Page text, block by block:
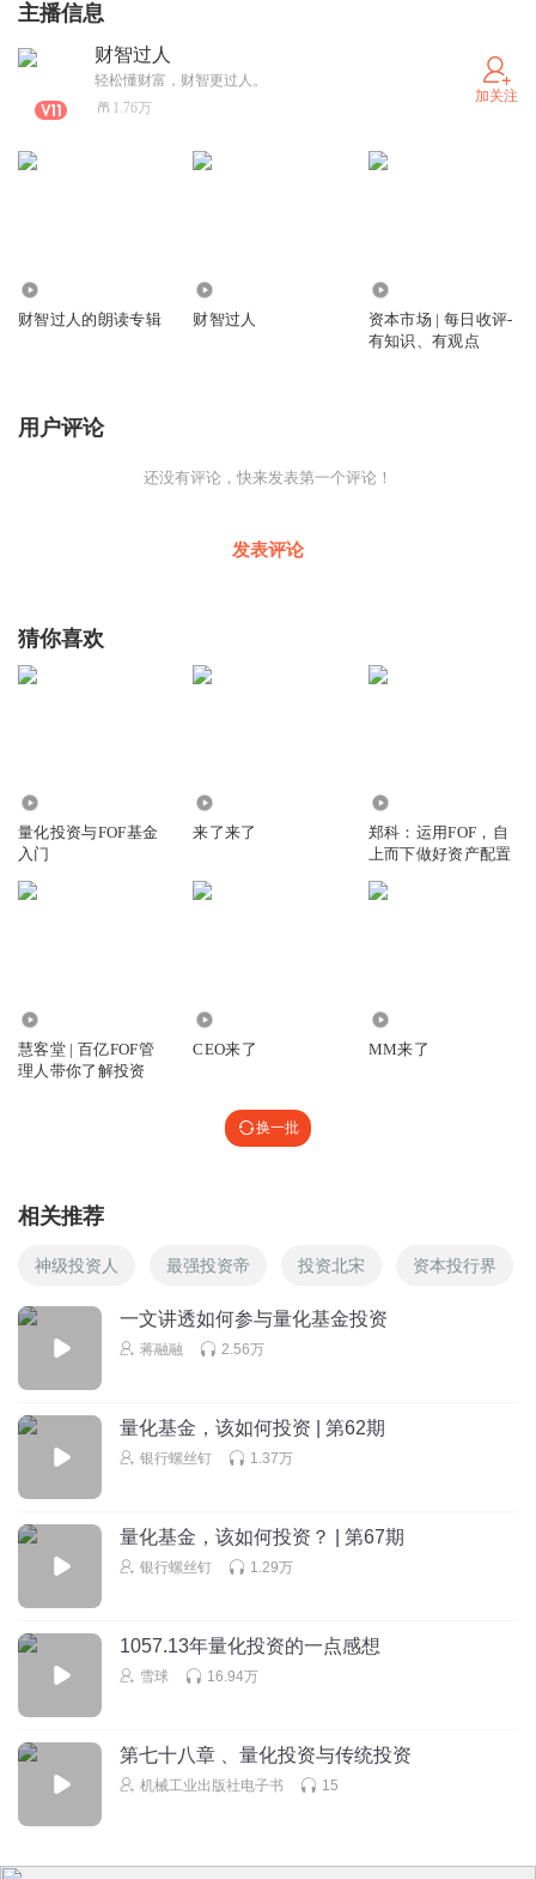
主播信息
财智过人
轻松懂财富，财智更过人。
1.76万
加关注
财智过人的朗读专辑 财智过人
资本市场 | 每日收评-
有知识、有观点
用户评论
还没有评论，快来发表第一个评论！
发表评论
猜你喜欢
量化投资与FOF基金
入门
来了来了
郑科：运用FOF，自
上而下做好资产配置
慧客堂 | 百亿FOF管
理人带你了解投资
CEO来了 MM来了
换一批
相关推荐
神级投资人 最强投资帝 投资北宋 资本投行界
一文讲透如何参与量化基金投资
蒋融融 2.56万
量化基金，该如何投资 | 第62期
银行螺丝钉 1.37万
量化基金，该如何投资？ | 第67期
银行螺丝钉 1.29万
1057.13年量化投资的一点感想
雪球 16.94万
第七十八章 、量化投资与传统投资
机械工业出版社电子书 15